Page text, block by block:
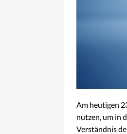
Am heutigen
nutzen, um in
Verständnis